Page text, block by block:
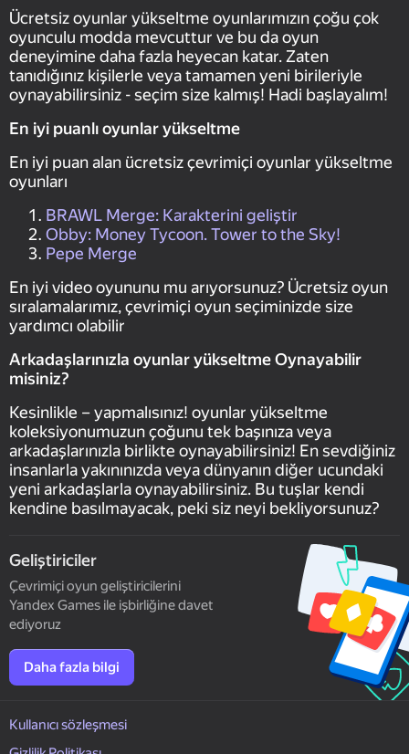
Ücretsiz oyunlar yükseltme oyunlarımızın çoğu çok
oyunculu modda mevcuttur ve bu da oyun
deneyimine daha fazla heyecan katar. Zaten
tanıdığınız kişilerle veya tamamen yeni birileriyle
oynayabilirsiniz - seçim size kalmış! Hadi başlayalım!
En iyi puanlı oyunlar yükseltme
En iyi puan alan ücretsiz çevrimiçi oyunlar yükseltme
oyunları
BRAWL Merge: Karakterini geliştir
Obby: Money Tycoon. Tower to the Sky!
Pepe Merge
En iyi video oyununu mu arıyorsunuz? Ücretsiz oyun
sıralamalarımız, çevrimiçi oyun seçiminizde size
yardımcı olabilir
Arkadaşlarınızla oyunlar yükseltme Oynayabilir
misiniz?
Kesinlikle – yapmalısınız! oyunlar yükseltme
koleksiyonumuzun çoğunu tek başınıza veya
arkadaşlarınızla birlikte oynayabilirsiniz! En sevdiğiniz
insanlarla yakınınızda veya dünyanın diğer ucundaki
yeni arkadaşlarla oynayabilirsiniz. Bu tuşlar kendi
kendine basılmayacak, peki siz neyi bekliyorsunuz?
Geliştiriciler
Çevrimiçi oyun geliştiricilerini
Yandex Games ile işbirliğine davet
ediyoruz
Daha fazla bilgi
Kullanıcı sözleşmesi